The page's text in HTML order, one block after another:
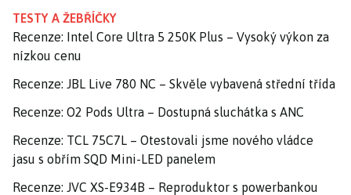
TESTY A ŽEBŘÍČKY
Recenze: Intel Core Ultra 5 250K Plus – Vysoký výkon za
nízkou cenu
Recenze: JBL Live 780 NC – Skvěle vybavená střední třída
Recenze: O2 Pods Ultra – Dostupná sluchátka s ANC
Recenze: TCL 75C7L – Otestovali jsme nového vládce
jasu s obřím SQD Mini-LED panelem
Recenze: JVC XS-E934B – Reproduktor s powerbankou